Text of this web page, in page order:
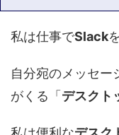
私は仕事でSlack
自分宛のメッセー
がくる「 デスクト